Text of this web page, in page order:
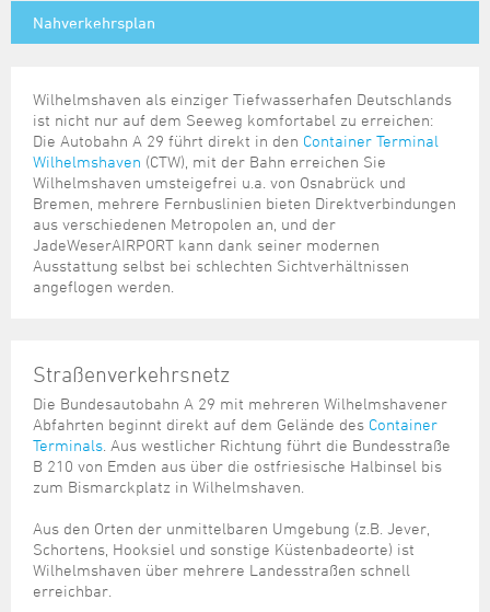
Wohnen, Bauen
Wahlen
Umzug und Neubürger
Wohnen und Verbrauchen
Formulare
Politik & Verwaltung
Pressemitteilungen
Ratsinformationssystem
Städtische Dienststellen
Stadtrecht
Telefonverzeichnis
Regionale Kooperationen
Unterstützung für ExistenzgründerInnen
Zukunftsregion JadeBay
Volkshochschule
Weiterbildung
Stadt Wilhelmshaven
Unterkünfte
Schiffe, Häfen und Meer erleben
Sportangebot
Stadtpark
Tag des offenen Denkmals
Nahverkehrsplan
Wilhelmshaven als einziger Tiefwasserhafen Deutschlands
ist nicht nur auf dem Seeweg komfortabel zu erreichen:
Die Autobahn A 29 führt direkt in den Container Terminal
Wilhelmshaven (CTW), mit der Bahn erreichen Sie
Wilhelmshaven umsteigefrei u.a. von Osnabrück und
Bremen, mehrere Fernbuslinien bieten Direktverbindungen
aus verschiedenen Metropolen an, und der
JadeWeserAIRPORT kann dank seiner modernen
Ausstattung selbst bei schlechten Sichtverhältnissen
angeflogen werden.
Straßenverkehrsnetz
Die Bundesautobahn A 29 mit mehreren Wilhelmshavener
Abfahrten beginnt direkt auf dem Gelände des Container
Terminals . Aus westlicher Richtung führt die Bundesstraße
B 210 von Emden aus über die ostfriesische Halbinsel bis
zum Bismarckplatz in Wilhelmshaven.
Aus den Orten der unmittelbaren Umgebung (z.B. Jever,
Schortens, Hooksiel und sonstige Küstenbadeorte) ist
Wilhelmshaven über mehrere Landesstraßen schnell
erreichbar.